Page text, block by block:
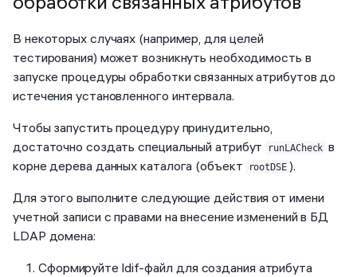
В некоторых случаях (например, для целей
тестирования) может возникнуть необходимость в
запуске процедуры обработки связанных атрибутов до
истечения установленного интервала.
Чтобы запустить процедуру принудительно,
достаточно создать специальный атрибут
runLACheck в
корне дерева данных каталога (объект
rootDSE ).
Для этого выполните следующие действия от имени
учетной записи с правами на внесение изменений в БД
LDAP домена:
Сформируйте ldif-файл для создания атрибута